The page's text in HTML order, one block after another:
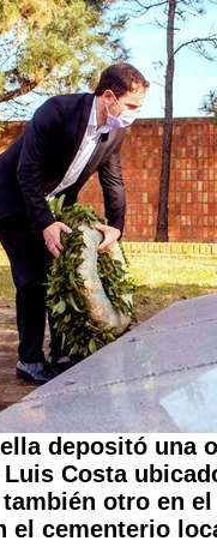
depositó una
Costa
otro en
el cementerio